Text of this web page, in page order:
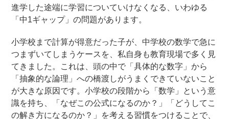
進学した途端に学習についていけなくなる、いわゆる
「中1ギャップ」の問題があります。
小学校まで計算が得意だった子が、中学校の数学で急に
つまずいてしまうケースを、私自身も教育現場で多く見
てきました。これは、頭の中で「具体的な数字」から
「抽象的な論理」への橋渡しがうまくできていないこと
が大きな原因です。小学校の段階から「数学」という意
識を持ち、「なぜこの公式になるのか？」「どうしてこ
の解き方になるのか？」を考える習慣をつけることで、